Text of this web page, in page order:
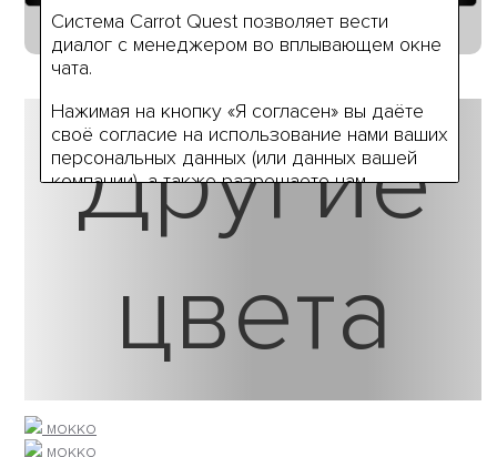
Руководство по размерам
Другие
цвета
мокко
мокко
Система Carrot Quest позволяет вести
диалог с менеджером во вплывающем окне
чата.
Нажимая на кнопку «Я согласен» вы даёте
своё согласие на использование нами ваших
персональных данных (или данных вашей
компании), а также разрешаете нам
обработку ваших персональных данные в
связи с использованием систем
персональных данных.